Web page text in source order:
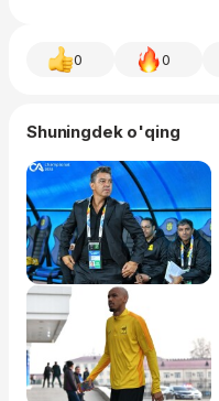
0 0
Shuningdek o'qing